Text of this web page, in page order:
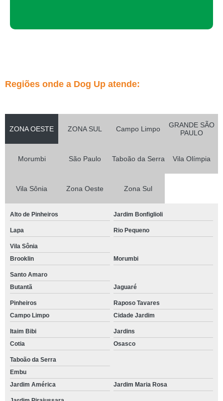
Regiões onde a Dog Up atende:
ZONA OESTE ZONA SUL Campo Limpo
GRANDE SÃO
PAULO
Morumbi São Paulo Taboão da Serra Vila Olímpia
Vila Sônia Zona Oeste Zona Sul
Alto de Pinheiros Jardim Bonfiglioli
Lapa Rio Pequeno
Vila Sônia
Brooklin
Morumbi
Santo Amaro
Butantã
Jaguaré
Pinheiros
Raposo Tavares
Campo Limpo
Cidade Jardim
Itaim Bibi
Jardins
Cotia
Osasco
Taboão da Serra
Embu
Jardim América
Jardim Maria Rosa